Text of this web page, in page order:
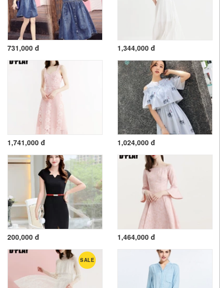
731,000 đ 1,344,000 đ
1,741,000 đ 1,024,000 đ
200,000 đ 1,464,000 đ
SALE